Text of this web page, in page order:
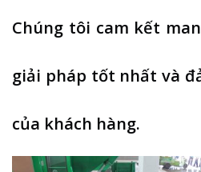
Chúng tôi cam kết
giải pháp tốt nhất và
của khách hàng.